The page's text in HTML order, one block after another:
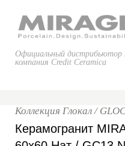
Официальный
компания Credit Ceramica
Коллекция Глокал /
Керамогранит